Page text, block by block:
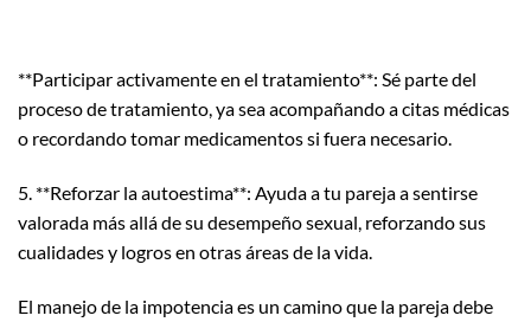
**Participar activamente en el tratamiento**: Sé parte del
proceso de tratamiento, ya sea acompañando a citas médicas
o recordando tomar medicamentos si fuera necesario.
5. **Reforzar la autoestima**: Ayuda a tu pareja a sentirse
valorada más allá de su desempeño sexual, reforzando sus
cualidades y logros en otras áreas de la vida.
El manejo de la impotencia es un camino que la pareja debe